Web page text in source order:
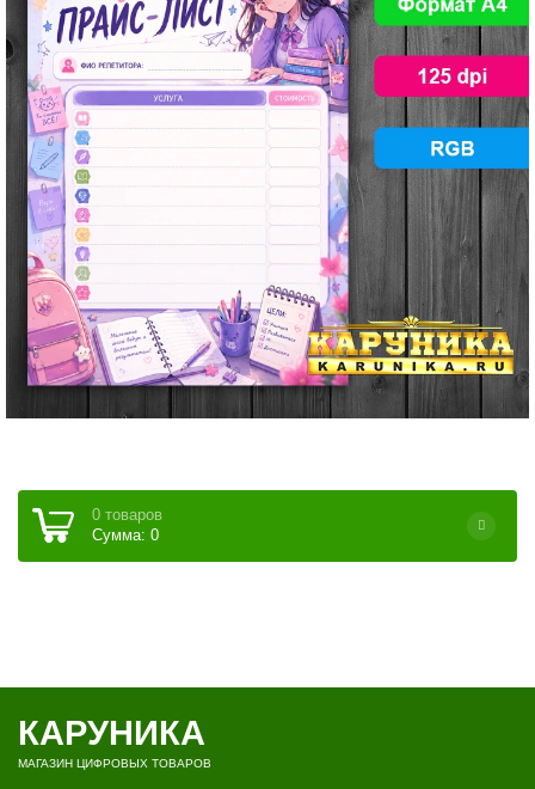
0 товаров
Сумма: 0
КАРУНИКА
МАГАЗИН ЦИФРОВЫХ ТОВАРОВ